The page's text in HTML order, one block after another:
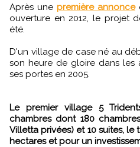
Après une première annonce
ouverture en 2012, le projet
été.
D'un village de case né au
son heure de gloire dans les
ses portes en 2005.
Le premier village 5
chambres dont 180
Villetta privées) et 10 suites, le
hectares et pour un